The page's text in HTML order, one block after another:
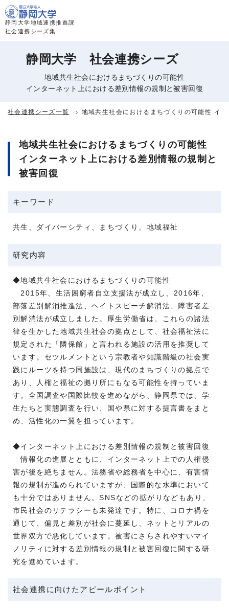
静岡大学地域連携推進課
社会連携シーズ集
静岡大学 社会連携シーズ
地域共生社会におけるまちづくりの可能性
インターネット上における差別情報の規制と被害回復
社会連携シーズ一覧 地域共生社会におけるまちづくりの可能性 イ
地域共生社会におけるまちづくりの可能性
インターネット上における差別情報の規制と
被害回復
キーワード
共生、ダイバーシティ、まちづくり、地域福祉
研究内容
◆地域共生社会におけるまちづくりの可能性
2015年、生活困窮者自立支援法が成立し、2016年、
部落差別解消推進法、ヘイトスピーチ解消法、障害者差
別解消法が成立しました。厚生労働省は、これらの諸法
律を生かした地域共生社会の拠点として、社会福祉法に
規定された「隣保館」と言われる施設の活用を推奨して
います。セツルメントという宗教者や知識階級の社会実
践にルーツを持つ同施設は、現代のまちづくりの拠点で
あり、人権と福祉の拠り所にもなる可能性を持っていま
す。全国調査や国際比較を進めながら、静岡県では、学
生たちと実態調査を行い、国や県に対する提言書をまと
め、活性化の一翼を担っています。
◆インターネット上における差別情報の規制と被害回復
情報化の進展とともに、インターネット上での人権侵
害が後を絶ちません。法務省や総務省を中心に、有害情
報の規制が進められていますが、国際的な水準において
も十分ではありません。SNSなどの拡がりなどもあり、
市民社会のリテラシーも未発達です。特に、コロナ禍を
通じて、偏見と差別が社会に蔓延し、ネットとリアルの
世界双方で悪化しています。被害にさらされやすいマイ
ノリティに対する差別情報の規制と被害回復に関する研
究を進めています。
社会連携に向けたアピールポイント